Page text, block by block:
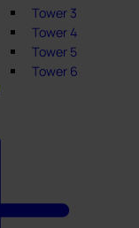
Tower 3
Tower 4
Tower 5
Tower 6